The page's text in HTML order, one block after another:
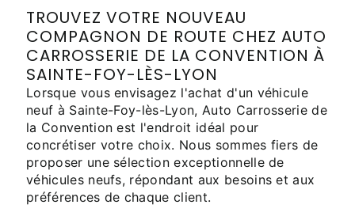
TROUVEZ VOTRE NOUVEAU
COMPAGNON DE ROUTE CHEZ AUTO
CARROSSERIE DE LA CONVENTION À
SAINTE-FOY-LÈS-LYON
Lorsque vous envisagez l'achat d'un véhicule
neuf à Sainte-Foy-lès-Lyon, Auto Carrosserie de
la Convention est l'endroit idéal pour
concrétiser votre choix. Nous sommes fiers de
proposer une sélection exceptionnelle de
véhicules neufs, répondant aux besoins et aux
préférences de chaque client.